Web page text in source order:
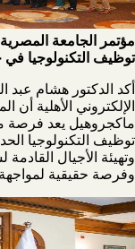
مؤتمر الجامعة
توظيف التكنولوجيا في
أكد الدكتور هشام عبد
الإلكتروني الأهلية أن
ماكجروهيل يعد فرصة
توظيف التكنولوجيا
وتهيئة الأجيال
وفرصة حقيقية